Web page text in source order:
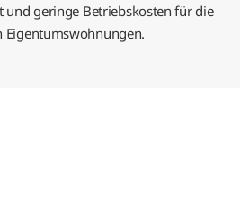
und geringe Betriebskosten für die
Eigentumswohnungen.